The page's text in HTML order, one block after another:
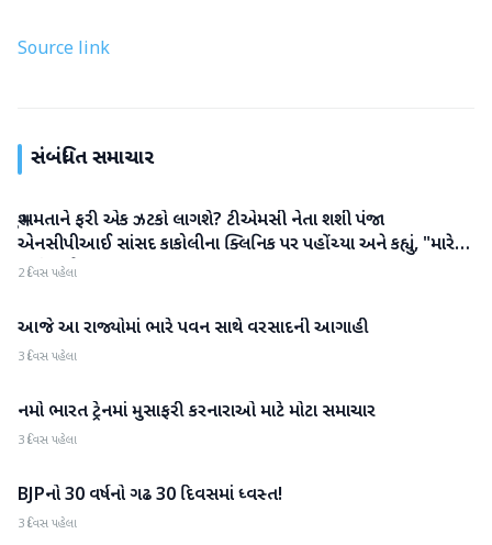
Source link
સંબંધિત સમાચાર
રાષ્ટ્રીય
શું મમતાને ફરી એક ઝટકો લાગશે? ટીએમસી નેતા શશી પંજા
એનસીપીઆઈ સાંસદ કાકોલીના ક્લિનિક પર પહોંચ્યા અને કહ્યું, "મારે
જવું પડશે"
2 દિવસ પહેલા
રાષ્ટ્રીય
આજે આ રાજ્યોમાં ભારે પવન સાથે વરસાદની આગાહી
3 દિવસ પહેલા
રાષ્ટ્રીય
નમો ભારત ટ્રેનમાં મુસાફરી કરનારાઓ માટે મોટા સમાચાર
3 દિવસ પહેલા
રાષ્ટ્રીય
BJPનો 30 વર્ષનો ગઢ 30 દિવસમાં ધ્વસ્ત!
3 દિવસ પહેલા